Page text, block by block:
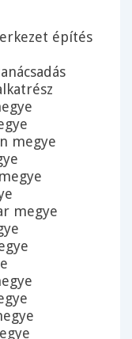
építés
megye
megye